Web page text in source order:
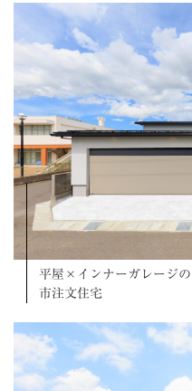
平屋×インナーガレージ
市注文住宅